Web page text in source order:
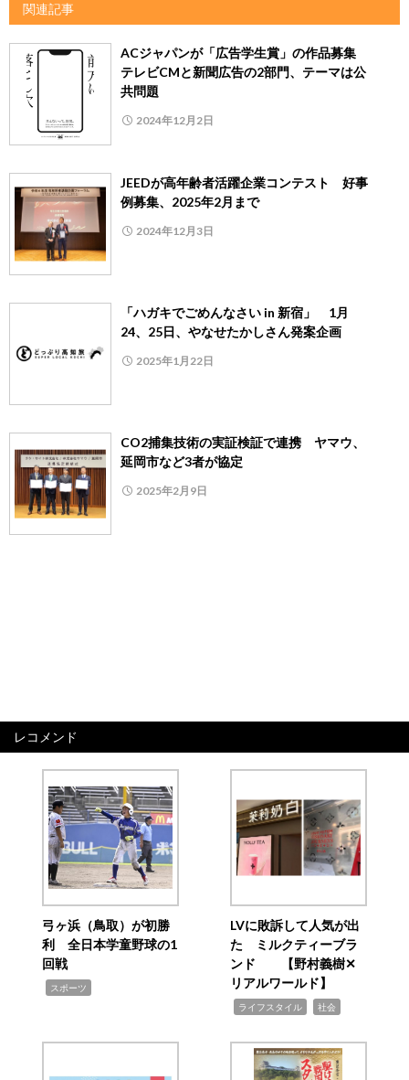
関連記事
ACジャパンが「広告学生賞」の作品募集
テレビCMと新聞広告の2部門、テーマは公
共問題
2024年12月2日
JEEDが高年齢者活躍企業コンテスト 好事
例募集、2025年2月まで
2024年12月3日
「ハガキでごめんなさい in 新宿」 1月
24、25日、やなせたかしさん発案企画
2025年1月22日
CO2捕集技術の実証検証で連携 ヤマウ、
延岡市など3者が協定
2025年2月9日
レコメンド
弓ヶ浜（鳥取）が初勝
利 全日本学童野球の1
回戦
スポーツ
LVに敗訴して人気が出
た ミルクティーブラ
ンド 【野村義樹✕
リアルワールド】
ライフスタイル 社会